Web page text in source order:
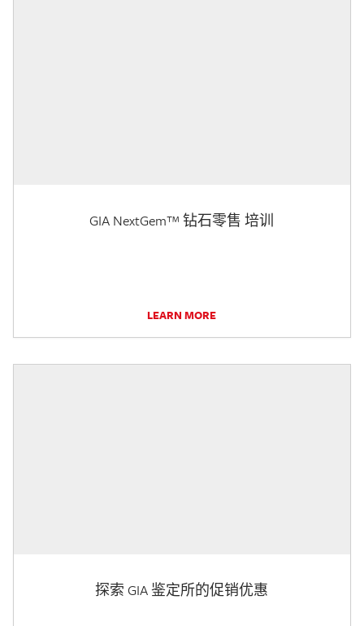
GIA NextGem™ 钻石零售 培训
LEARN MORE
探索 GIA 鉴定所的促销优惠